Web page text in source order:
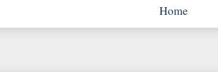
Home